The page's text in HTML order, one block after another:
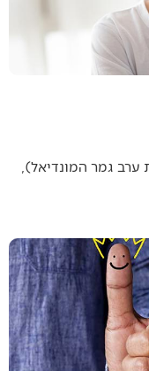
גמר המונדיאל),